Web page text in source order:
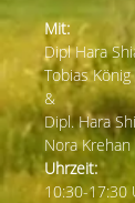
Mit:
Dipl Hara
Tobias König
&
Dipl. Hara
Nora Krehan
Uhrzeit:
10:30-17:30